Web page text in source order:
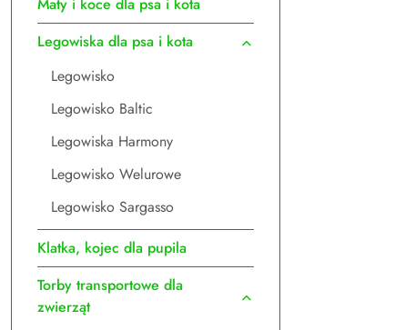
Legowiska dla psa i kota
Legowisko
Legowisko Baltic
Legowiska Harmony
Legowisko Welurowe
Legowisko Sargasso
Klatka, kojec dla pupila
Torby transportowe dla
zwierząt